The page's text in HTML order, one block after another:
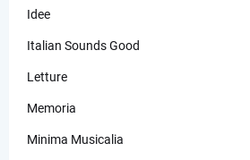
Idee
Italian Sounds Good
Letture
Memoria
Minima Musicalia